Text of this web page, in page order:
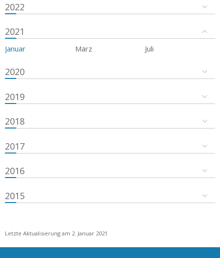
2022
2021
Januar März Juli
2020
2019
2018
2017
2016
2015
Letzte Aktualisierung am 2. Januar 2021